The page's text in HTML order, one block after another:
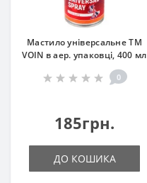
Мастило універсальне ТМ
VOIN в аер. упаковці, 400 мл
0
185грн.
ДО КОШИКА